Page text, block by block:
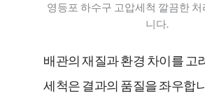
영등포 하수구 고압세척 깔끔한
니다.
배관의 재질과 환경 차이를 고
세척은 결과의 품질을 좌우합